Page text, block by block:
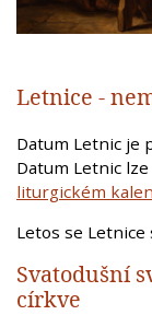
Letnice -
Datum Letnic je
Datum Letnic
liturgickém
Letos se Letnice
Svatodušní
církve